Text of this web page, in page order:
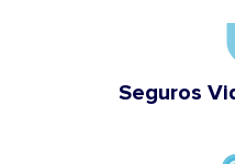
Seguros